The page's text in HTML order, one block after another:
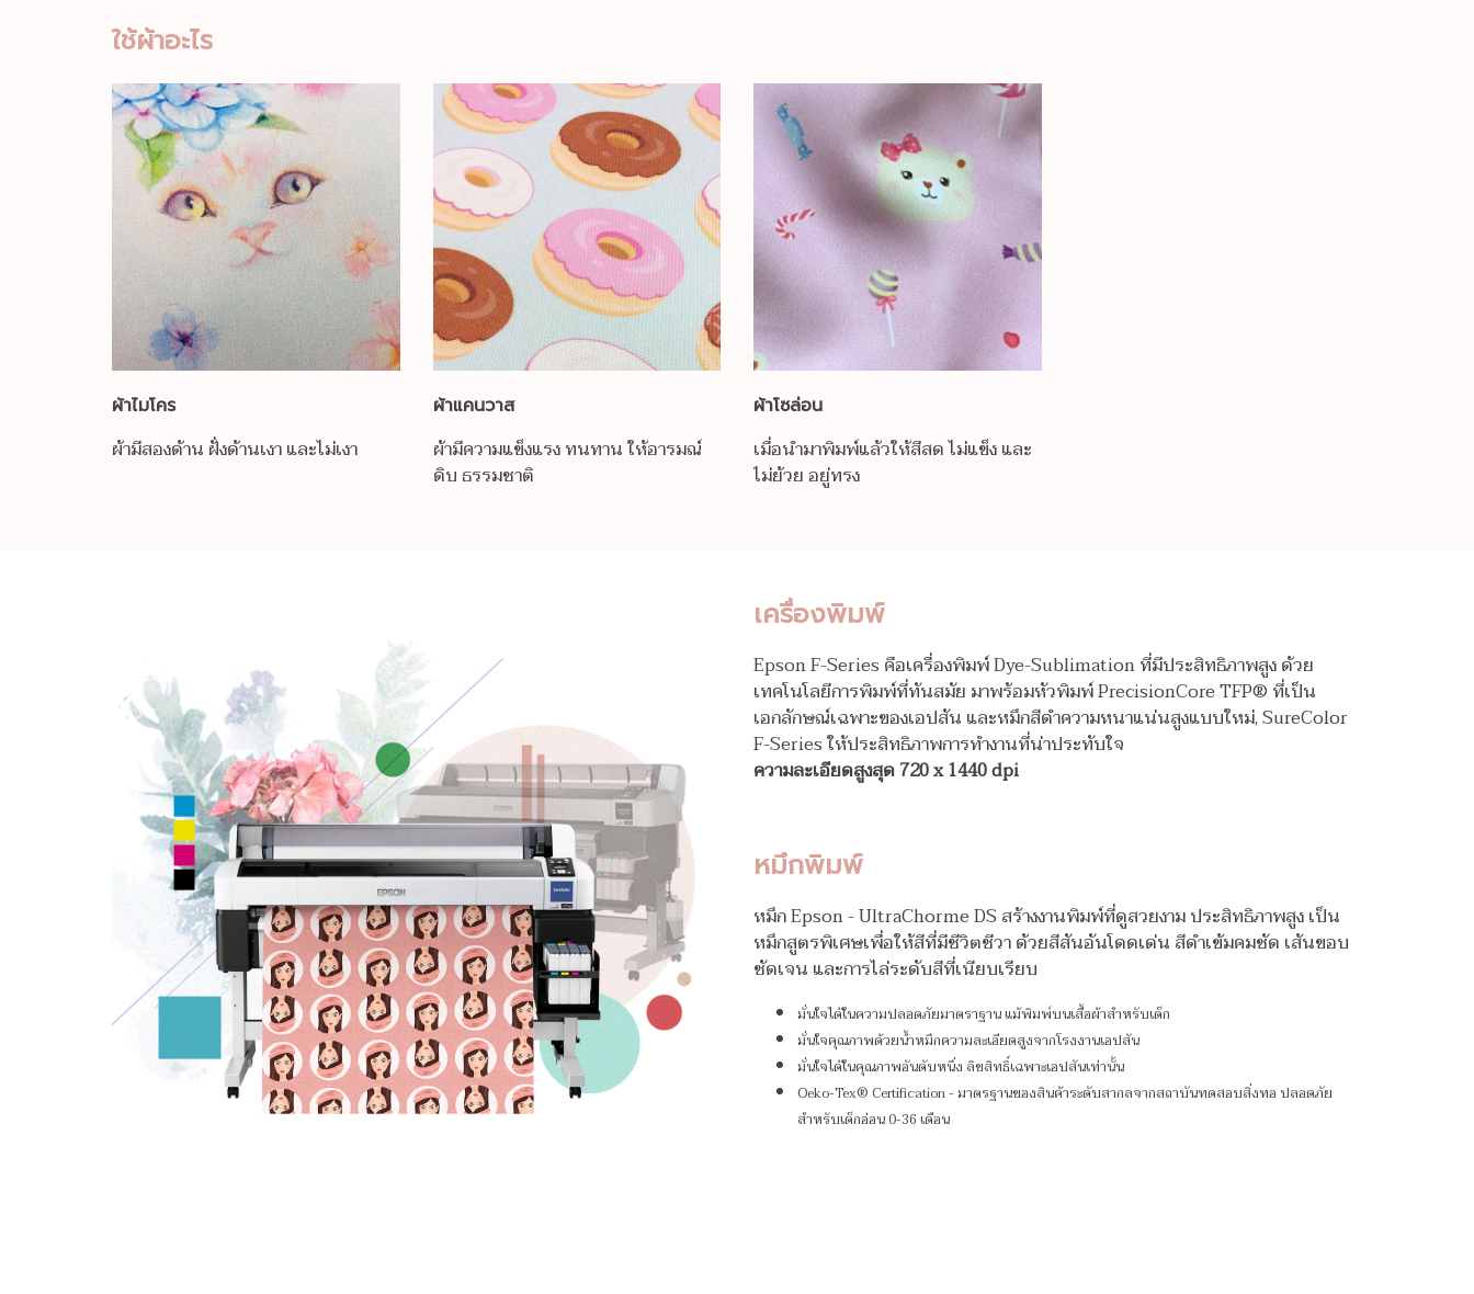
ใช้ผ้าอะไร
ผ้าไมโคร
ผ้ามีสองด้าน ฝั่งด้านเงา และไม่เงา
ผ้าแคนวาส
ผ้ามีความแข็งแรง ทนทาน ให้อารมณ์
ดิบ ธรรมชาติ
ผ้าโซล่อน
เมื่อนำมาพิมพ์แล้วให้สีสด ไม่แข็ง และ
ไม่ย้วย อยู่ทรง
เครื่องพิมพ์
Epson F-Series คือเครื่องพิมพ์ Dye-Sublimation ที่มีประสิทธิภาพสูง ด้วย
เทคโนโลยีการพิมพ์ที่ทันสมัย มาพร้อมหัวพิมพ์ PrecisionCore TFP® ที่เป็น
เอกลักษณ์เฉพาะของเอปสัน และหมึกสีดำความหนาแน่นสูงแบบใหม่, SureColor
F-Series ให้ประสิทธิภาพการทำงานที่น่าประทับใจ
ความละเอียดสูงสุด 720 x 1440 dpi
หมึกพิมพ์
หมึก Epson - UltraChorme DS สร้างงานพิมพ์ที่ดูสวยงาม ประสิทธิภาพสูง เป็น
หมึกสูตรพิเศษเพื่อให้สีที่มีชีวิตชีวา ด้วยสีสันอันโดดเด่น สีดำเข้มคมชัด เส้นขอบ
ชัดเจน และการไล่ระดับสีที่เนียบเรียบ
มั่นใจได้ในความปลอดภัยมาตราฐาน แม้พิมพ์บนเสื้อผ้าสำหรับเด็ก
มั่นใจคุณภาพด้วยน้ำหมึกความละเอียดสูงจากโรงงานเอปสัน
มั่นใจได้ในคุณภาพอันดับหนึ่ง ลิขสิทธิ์เฉพาะเอปสันเท่านั้น
Oeko-Tex® Certification - มาตรฐานของสินค้าระดับสากลจากสถาบันทดสอบสิ่งทอ ปลอดภัย
สำหรับเด็กอ่อน 0-36 เดือน